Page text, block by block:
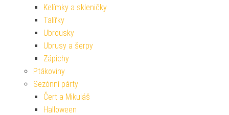
Kelímky a skleničky
Talířky
Ubrousky
Ubrusy a šerpy
Zápichy
Ptákoviny
Sezónní párty
Čert a Mikuláš
Halloween